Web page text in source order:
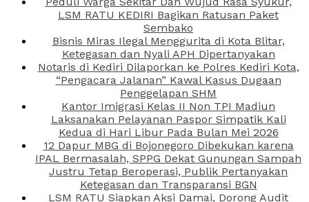
LSM RATU KEDIRI Bagikan Ratusan Paket
Sembako
Bisnis Miras Ilegal Menggurita di Kota Blitar,
Ketegasan dan Nyali APH Dipertanyakan
Notaris di Kediri Dilaporkan ke Polres Kediri Kota,
“Pengacara Jalanan” Kawal Kasus Dugaan
Penggelapan SHM
Kantor Imigrasi Kelas II Non TPI Madiun
Laksanakan Pelayanan Paspor Simpatik Kali
Kedua di Hari Libur Pada Bulan Mei 2026
12 Dapur MBG di Bojonegoro Dibekukan karena
IPAL Bermasalah, SPPG Dekat Gunungan Sampah
Justru Tetap Beroperasi, Publik Pertanyakan
Ketegasan dan Transparansi BGN
LSM RATU Siapkan Aksi Damai, Dorong Audit